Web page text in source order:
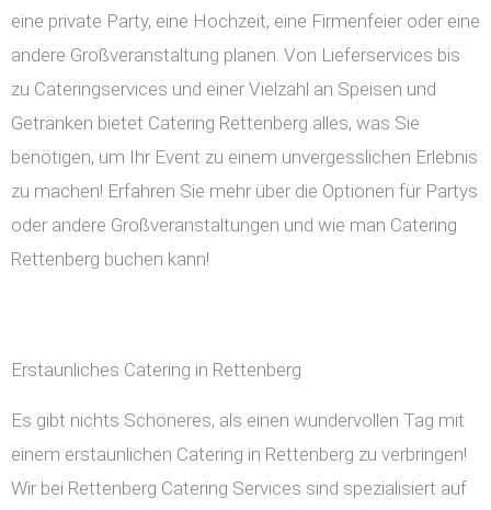
eine private Party, eine Hochzeit, eine Firmenfeier oder eine
andere Großveranstaltung planen. Von Lieferservices bis
zu Cateringservices und einer Vielzahl an Speisen und
Getränken bietet Catering Rettenberg alles, was Sie
benötigen, um Ihr Event zu einem unvergesslichen Erlebnis
zu machen! Erfahren Sie mehr über die Optionen für Partys
oder andere Großveranstaltungen und wie man Catering
Rettenberg buchen kann!
Erstaunliches Catering in Rettenberg
Es gibt nichts Schöneres, als einen wundervollen Tag mit
einem erstaunlichen Catering in Rettenberg zu verbringen!
Wir bei Rettenberg Catering Services sind spezialisiert auf